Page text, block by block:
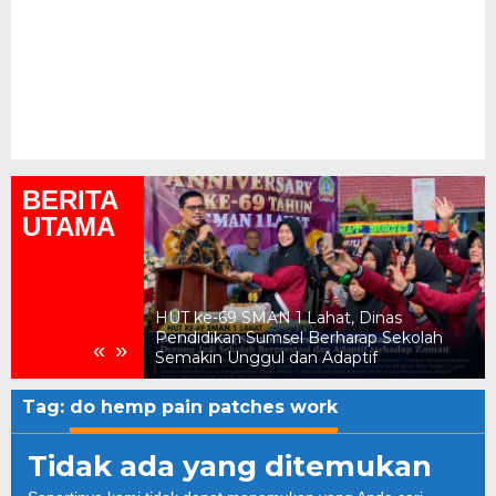
BERITA
UTAMA
« »
HUT ke-69 SMAN 1 Lahat, Dinas
Pendidikan Sumsel Berharap Sekolah
Semakin Unggul dan Adaptif
Tag: do hemp pain patches work
Tidak ada yang ditemukan